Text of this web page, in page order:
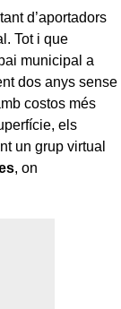
d’aportadors
Tot i que
municipal a
dos anys sense
costos més
els
un grup virtual
, on